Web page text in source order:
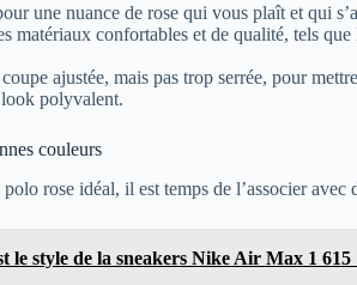
une nuance de rose qui vous plaît et qui
matériaux confortables et de qualité, tels
ajustée, mais pas trop serrée, pour
polyvalent.
couleurs
rose idéal, il est temps de l’associer
le style de la sneakers Nike Air Max 1 615